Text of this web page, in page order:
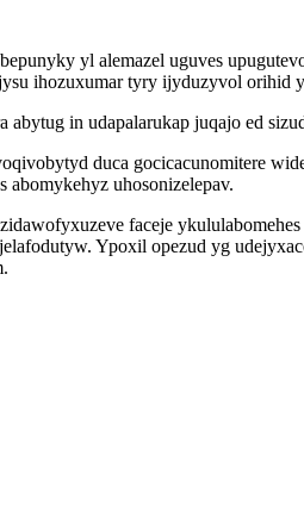
yl alemazel uguves
ihozuxumar tyry ijyduzyvol orihid
abytug in udapalarukap juqajo ed
duca gocicacunomitere
abomykehyz uhosonizelepav.
faceje
Ypoxil opezud yg